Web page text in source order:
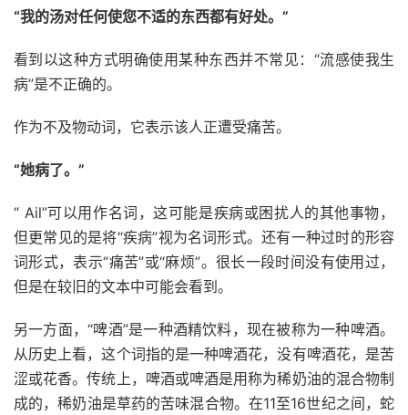
“我的汤对任何使您不适的东西都有好处。”
看到以这种方式明确使用某种东西并不常见：“流感使我生
病”是不正确的。
作为不及物动词，它表示该人正遭受痛苦。
“她病了。”
“ Ail”可以用作名词，这可能是疾病或困扰人的其他事物，
但更常见的是将“疾病”视为名词形式。还有一种过时的形容
词形式，表示“痛苦”或“麻烦”。很长一段时间没有使用过，
但是在较旧的文本中可能会看到。
另一方面，“啤酒”是一种酒精饮料，现在被称为一种啤酒。
从历史上看，这个词指的是一种啤酒花，没有啤酒花，是苦
涩或花香。传统上，啤酒或啤酒是用称为稀奶油的混合物制
成的，稀奶油是草药的苦味混合物。在11至16世纪之间，蛇